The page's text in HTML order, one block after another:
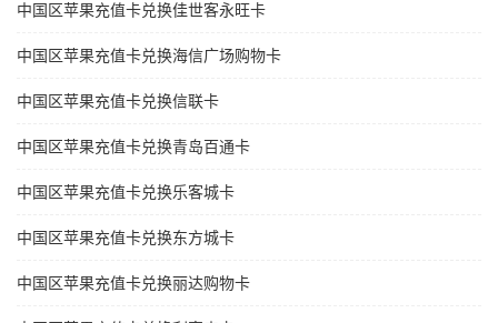
中国区苹果充值卡兑换佳世客永旺卡
中国区苹果充值卡兑换海信广场购物卡
中国区苹果充值卡兑换信联卡
中国区苹果充值卡兑换青岛百通卡
中国区苹果充值卡兑换乐客城卡
中国区苹果充值卡兑换东方城卡
中国区苹果充值卡兑换丽达购物卡